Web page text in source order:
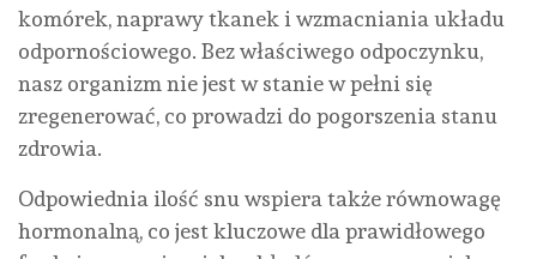
komórek, naprawy tkanek i wzmacniania układu
odpornościowego. Bez właściwego odpoczynku,
nasz organizm nie jest w stanie w pełni się
zregenerować, co prowadzi do pogorszenia stanu
zdrowia.
Odpowiednia ilość snu wspiera także równowagę
hormonalną, co jest kluczowe dla prawidłowego